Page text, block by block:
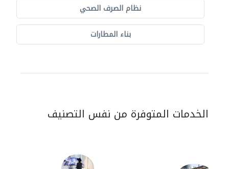
نظام الصرف الصحي
بناء المطارات
الخدمات المتوفرة من نفس التصنيف